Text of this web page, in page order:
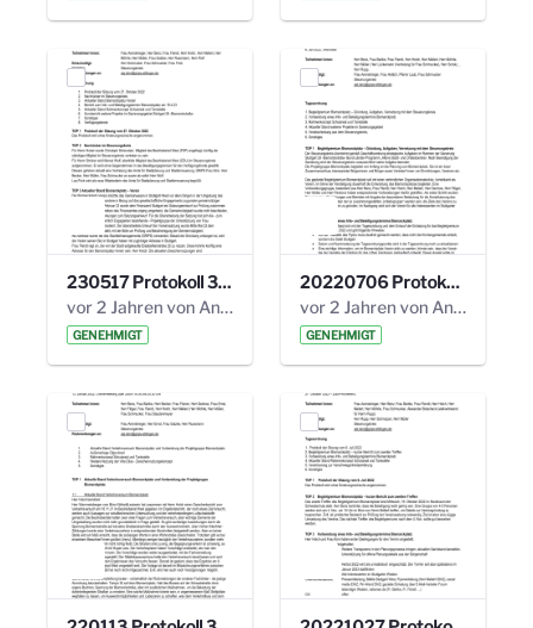
230517 Protokoll 35. Steuerungskreis.pdf
vor 2 Jahren von Anni Schlumberger
GENEHMIGT
20220706 Protokoll 33. Steuerungskreis.pdf
vor 2 Jahren von Anni Schlumberger
GENEHMIGT